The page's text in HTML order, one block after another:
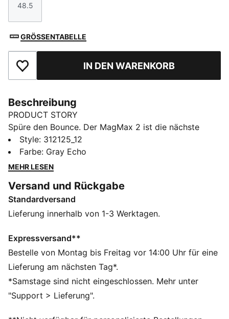
Größe
48.5
GRÖSSENTABELLE
Zu Favoriten hinzufügenIN DEN WARENKORB
Beschreibung
PRODUCT STORY
Spüre den Bounce. Der MagMax 2 ist die nächste
Evolutionsstufe des maximal gedämpften Laufschuhs
von PUMA – jetzt noch leichter, geschmeidiger und
reaktionsfähiger. Mit einem Maximum an NITROFOAM™
hervorragenden Bounce. Abgerundet mit dem
Obermaterial aus atmungsaktivem Mesh und der
dicken, gestrickten Zunge bietet der MagMax 2
FEATURES + VORTEILE
Das Obermaterial der Schuhe besteht zu mindestens
30 % aus recycelten Materialien.
NITROFOAM™: Die innovative mit Stickstoff versetzte
Schaumstoff-Technologie bietet exzellente
Reaktionsfähigkeit in einem federleichten Paket
Style: 312125_12
Farbe: Gray Echo
MEHR LESEN
Versand und Rückgabe
Standardversand
Lieferung innerhalb von 1-3 Werktagen.
Expressversand**
Bestelle von Montag bis Freitag vor 14:00 Uhr für eine
Lieferung am nächsten Tag*.
*Samstage sind nicht eingeschlossen. Mehr unter
"Support > Lieferung".